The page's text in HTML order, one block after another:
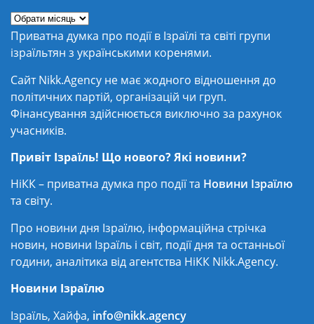
Приватна думка про події в Ізраїлі та світі групи
ізраїльтян з українськими коренями.
Сайт Nikk.Agency не має жодного відношення до
політичних партій, організацій чи груп.
Фінансування здійснюється виключно за рахунок
учасників.
Привіт Ізраїль! Що нового? Які новини?
НіКК – приватна думка про події та Новини Ізраїлю
та світу.
Про новини дня Ізраїлю, інформаційна стрічка
новин, новини Ізраїль і світ, події дня та останньої
години, аналітика від агентства НіКК Nikk.Agency.
Новини Ізраїлю
Ізраїль, Хайфа, info@nikk.agency